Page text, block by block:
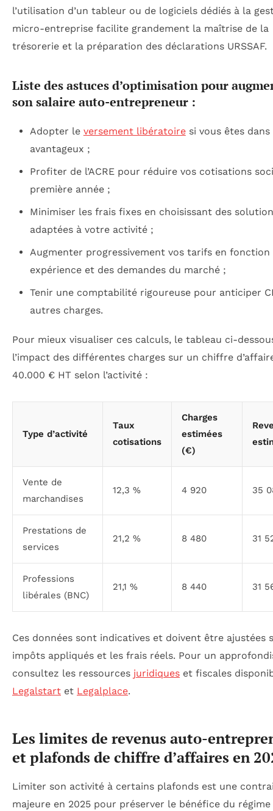
l’utilisation d’un tableur ou de logiciels dédiés à la
micro-entreprise facilite grandement la maîtrise de la
trésorerie et la préparation des déclarations URSSAF.
Liste des astuces d’optimisation pour
son salaire auto-entrepreneur :
Adopter le versement libératoiresi vous êtes dans
avantageux ;
Profiter de l’ACRE pour réduire vos cotisations
première année ;
Minimiser les frais fixes en choisissant des
adaptées à votre activité ;
Augmenter progressivement vos tarifs en fonction
expérience et des demandes du marché ;
Tenir une comptabilité rigoureuse pour anticiper
autres charges.
Pour mieux visualiser ces calculs, le tableau ci-
l’impact des différentes charges sur un chiffre
40.000 € HT selon l’activité :
Type d’activité
Taux
cotisations
Charges
estimées
(€)
Vente de
marchandises
12,3 % 4 920 35
Prestations de
services
21,2 % 8 480 31
Professions
libérales (BNC)
21,1 % 8 440 31
Ces données sont indicatives et doivent être ajustées
impôts appliqués et les frais réels. Pour un
consultez les ressources juridiques et fiscales
Legalstart et Legalplace.
Les limites de revenus auto-
et plafonds de chiffre d’affaires en
Limiter son activité à certains plafonds est une
majeure en 2025 pour préserver le bénéfice du